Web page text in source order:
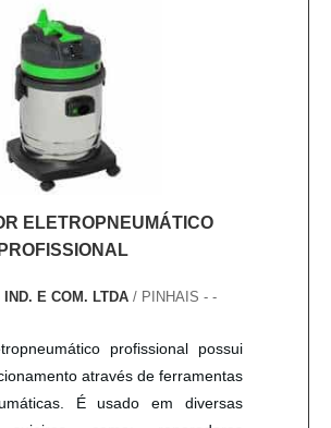
ELETROPNEUMÁTICO
PROFISSIONAL
IND. E COM. LTDA/ PINHAIS - -
profissional possui
através de ferramentas
É usado em diversas